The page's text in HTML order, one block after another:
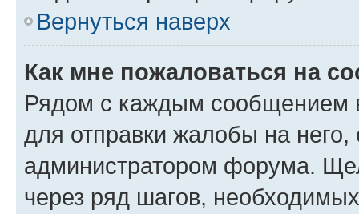
Вернуться наверх
Как мне пожаловаться на
Рядом с каждым сообщением
для отправки жалобы на
администратором форума.
через ряд шагов,